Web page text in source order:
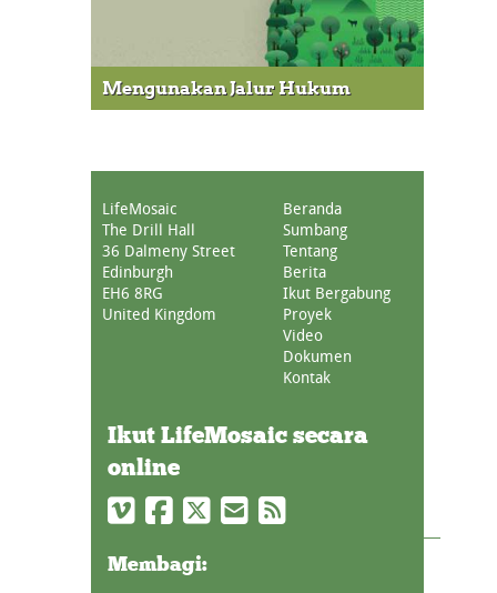
Mengunakan Jalur Hukum
LifeMosaic
The Drill Hall
36 Dalmeny Street
Edinburgh
EH6 8RG
United Kingdom
Beranda
Sumbang
Tentang
Berita
Ikut Bergabung
Proyek
Video
Dokumen
Kontak
Ikut LifeMosaic secara
online
Membagi: